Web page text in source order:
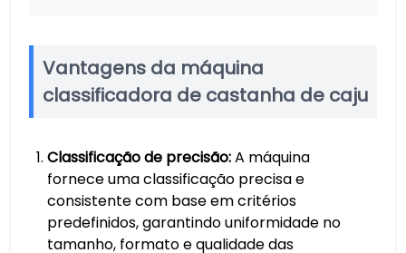
Vantagens da máquina
classificadora de castanha de caju
Classificação de precisão:A máquina
fornece uma classificação precisa e
consistente com base em critérios
predefinidos, garantindo uniformidade no
tamanho, formato e qualidade das